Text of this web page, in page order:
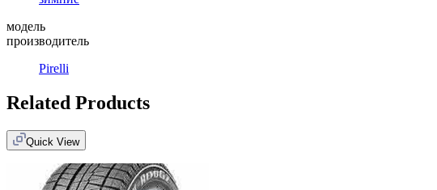
модель
производитель
Pirelli
Related Products
Quick View